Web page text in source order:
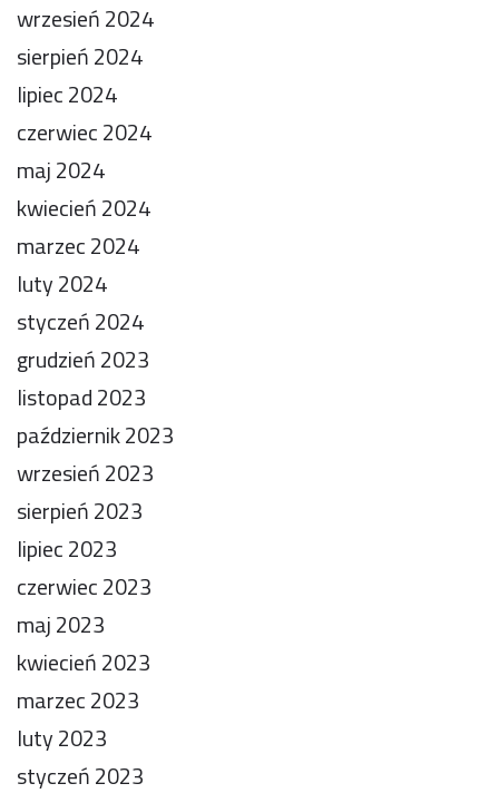
wrzesień 2024
sierpień 2024
lipiec 2024
czerwiec 2024
maj 2024
kwiecień 2024
marzec 2024
luty 2024
styczeń 2024
grudzień 2023
listopad 2023
październik 2023
wrzesień 2023
sierpień 2023
lipiec 2023
czerwiec 2023
maj 2023
kwiecień 2023
marzec 2023
luty 2023
styczeń 2023